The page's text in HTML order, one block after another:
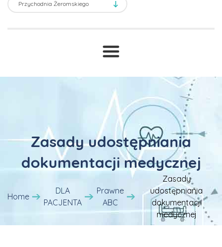
Transport sanitarny
Zasady udostępniania
dokumentacji medycznej
Home
DLA
PACJENTA
Prawne
ABC
Zasady
udostępniania
dokumentacji
medycznej